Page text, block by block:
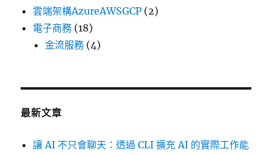
雲端架構AzureAWSGCP (2)
電子商務 (18)
金流服務 (4)
最新文章
讓 AI 不只會聊天：透過 CLI 擴充 AI 的實際工作能